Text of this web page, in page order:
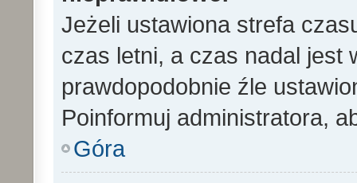
Jeżeli ustawiona strefa
czas letni, a czas nadal jest
prawdopodobnie źle
Poinformuj administratora,
Góra